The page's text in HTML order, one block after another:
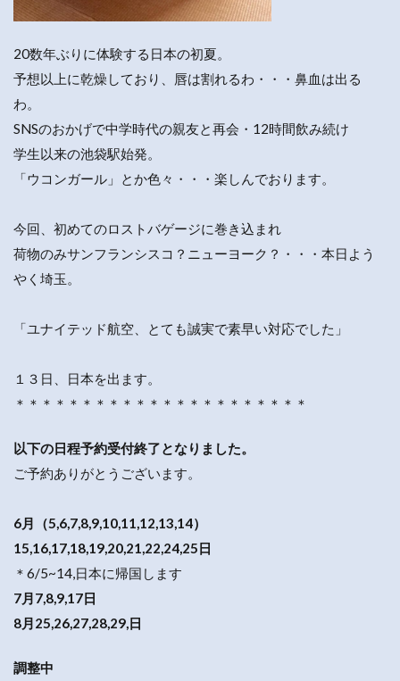
20数年ぶりに体験する日本の初夏。
予想以上に乾燥しており、唇は割れるわ・・・鼻血は出る
わ。
SNSのおかげで中学時代の親友と再会・12時間飲み続け
学生以来の池袋駅始発。
「ウコンガール」とか色々・・・楽しんでおります。
今回、初めてのロストバゲージに巻き込まれ
荷物のみサンフランシスコ？ニューヨーク？・・・本日よう
やく埼玉。
「ユナイテッド航空、とても誠実で素早い対応でした」
１３日、日本を出ます。
＊＊＊＊＊＊＊＊＊＊＊＊＊＊＊＊＊＊＊＊＊＊
以下の日程予約受付終了となりました。
ご予約ありがとうございます。
6月（5,6,7,8,9,10,11,12,13,14）
15,16,17,18,19,20,21,22,24,25日
＊6/5~14,日本に帰国します
7月7,8,9,17日
8月25,26,27,28,29,日
調整中